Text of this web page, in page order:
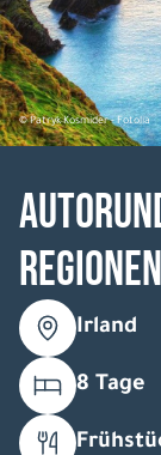
© Patryk Kosmider - Fotolia
Irland
8 Tage